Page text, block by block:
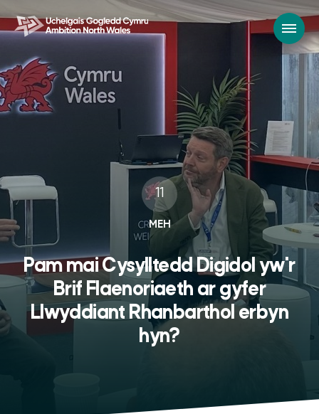
11
MEH
Pam mai Cysylltedd Digidol yw'r
Brif Flaenoriaeth ar gyfer
Llwyddiant Rhanbarthol erbyn
hyn?